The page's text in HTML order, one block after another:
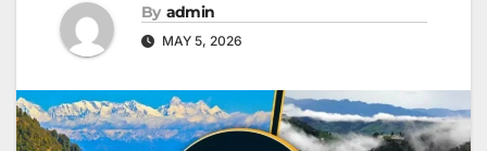
By admin
MAY 5, 2026